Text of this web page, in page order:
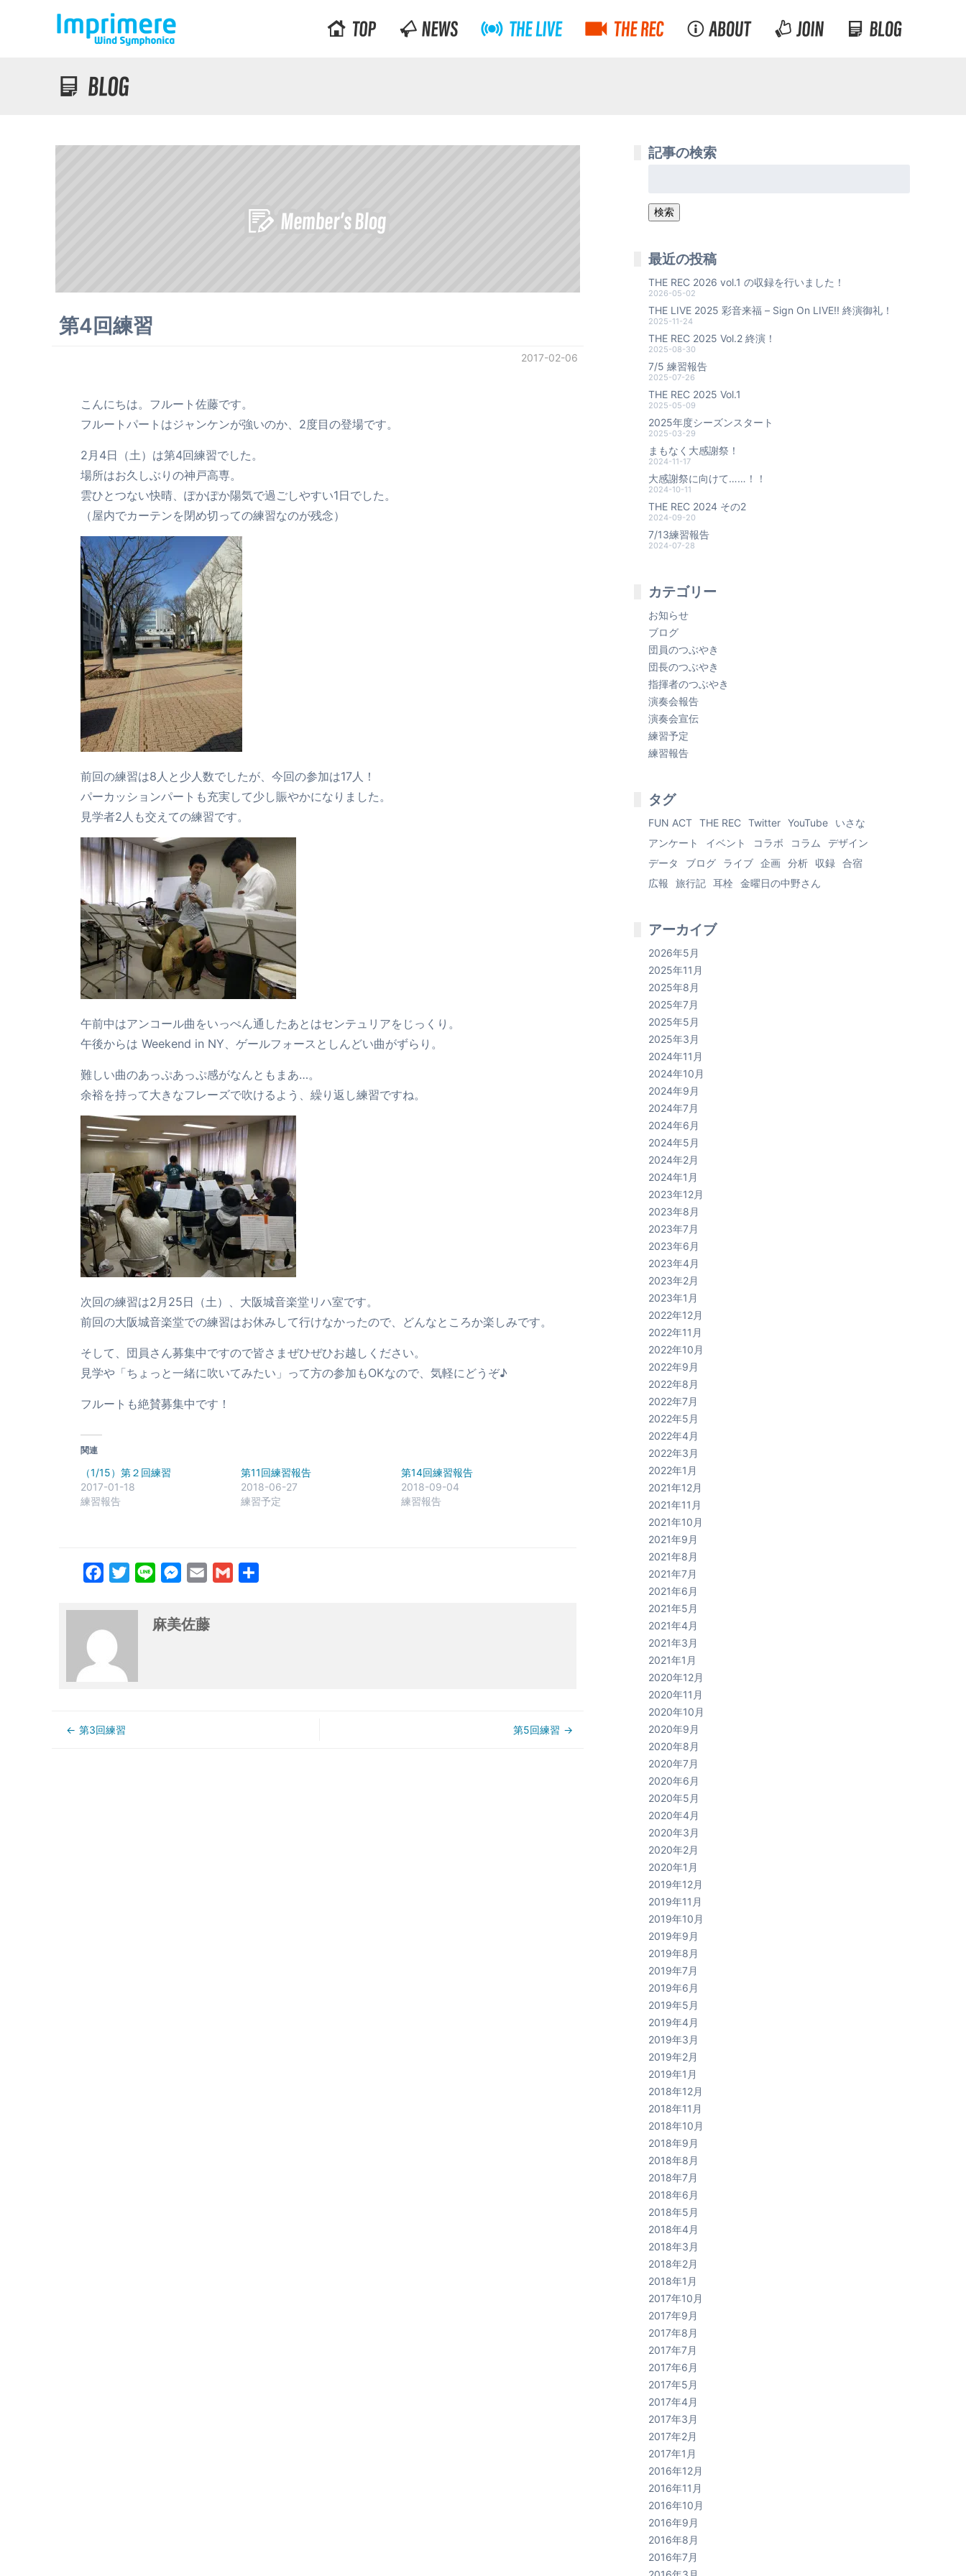
第4回練習
2017-02-06
こんにちは。フルート佐藤です。
フルートパートはジャンケンが強いのか、2度目の登場です。
2月4日（土）は第4回練習でした。
場所はお久しぶりの神戸高専。
雲ひとつない快晴、ぽかぽか陽気で過ごしやすい1日でした。
（屋内でカーテンを閉め切っての練習なのが残念）
前回の練習は8人と少人数でしたが、今回の参加は17人！
パーカッションパートも充実して少し賑やかになりました。
見学者2人も交えての練習です。
午前中はアンコール曲をいっぺん通したあとはセンテュリアをじっくり。
午後からは Weekend in NY、ゲールフォースとしんどい曲がずらり。
難しい曲のあっぷあっぷ感がなんともまあ…。
余裕を持って大きなフレーズで吹けるよう、繰り返し練習ですね。
次回の練習は2月25日（土）、大阪城音楽堂リハ室です。
前回の大阪城音楽堂での練習はお休みして行けなかったので、どんなところか楽しみです。
そして、団員さん募集中ですので皆さまぜひぜひお越しください。
見学や「ちょっと一緒に吹いてみたい」って方の参加もOKなので、気軽にどうぞ♪
フルートも絶賛募集中です！
関連
（1/15）第２回練習
2017-01-18
練習報告
第11回練習報告
2018-06-27
練習予定
第14回練習報告
2018-09-04
練習報告
FacebookTwitterLine Messenger
Email Gmail
麻美佐藤
第3回練習 第5回練習
記事の検索
検索
最近の投稿
THE REC 2026 vol.1 の収録を行いました！
2026-05-02
THE LIVE 2025 彩音来福 – Sign On LIVE!! 終演御礼！
2025-11-24
THE REC 2025 Vol.2 終演！
2025-08-30
7/5 練習報告
2025-07-26
THE REC 2025 Vol.1
2025-05-09
2025年度シーズンスタート
2025-03-29
まもなく大感謝祭！
2024-11-17
大感謝祭に向けて……！！
2024-10-11
THE REC 2024 その2
2024-09-20
7/13練習報告
2024-07-28
カテゴリー
お知らせ
ブログ
団員のつぶやき
団長のつぶやき
指揮者のつぶやき
演奏会報告
演奏会宣伝
練習予定
練習報告
タグ
FUN ACT THE REC Twitter YouTube
いさな
アンケート
イベント コラボ コラム
デザイン
データ
ブログ ライブ 企画 分析 収録 合宿
広報
旅行記 耳栓 金曜日の中野さん
アーカイブ
2026年5月
2025年11月
2025年8月
2025年7月
2025年5月
2025年3月
2024年11月
2024年10月
2024年9月
2024年7月
2024年6月
2024年5月
2024年2月
2024年1月
2023年12月
2023年8月
2023年7月
2023年6月
2023年4月
2023年2月
2023年1月
2022年12月
2022年11月
2022年10月
2022年9月
2022年8月
2022年7月
2022年5月
2022年4月
2022年3月
2022年1月
2021年12月
2021年11月
2021年10月
2021年9月
2021年8月
2021年7月
2021年6月
2021年5月
2021年4月
2021年3月
2021年1月
2020年12月
2020年11月
2020年10月
2020年9月
2020年8月
2020年7月
2020年6月
2020年5月
2020年4月
2020年3月
2020年2月
2020年1月
2019年12月
2019年11月
2019年10月
2019年9月
2019年8月
2019年7月
2019年6月
2019年5月
2019年4月
2019年3月
2019年2月
2019年1月
2018年12月
2018年11月
2018年10月
2018年9月
2018年8月
2018年7月
2018年6月
2018年5月
2018年4月
2018年3月
2018年2月
2018年1月
2017年10月
2017年9月
2017年8月
2017年7月
2017年6月
2017年5月
2017年4月
2017年3月
2017年2月
2017年1月
2016年12月
2016年11月
2016年10月
2016年9月
2016年8月
2016年7月